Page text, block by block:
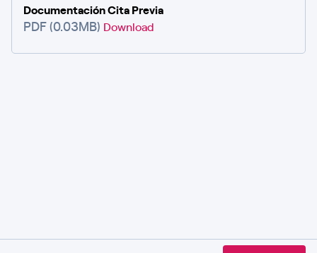
Documentación Cita Previa
PDF (0.03MB) Download